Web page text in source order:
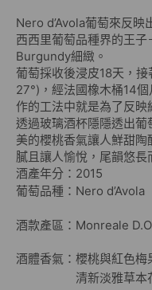
Nero d’Avola葡萄來反
西西里葡萄品種界的王
Burgundy細緻。
葡萄採收後浸皮18天，
27°)，經法國橡木桶14
作的工法中就是為了反映
透過玻璃酒杯隱隱透出
美的櫻桃香氣讓人鮮甜
膩且讓人愉悅，尾韻悠長
酒產年分：2015
葡萄品種：Nero d’Avola
酒款產區：Monreale
酒體香氣：櫻桃與紅色梅
清新淡雅草本